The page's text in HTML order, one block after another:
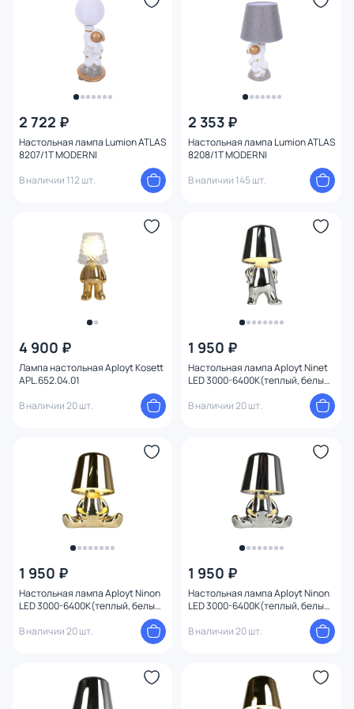
2 722 ₽
Настольная лампа Lumion ATLAS
8207/1T MODERNI
В наличии 112 шт.
2 353 ₽
Настольная лампа Lumion ATLAS
8208/1T MODERNI
В наличии 145 шт.
4 900 ₽
Лампа настольная Aployt Kosett
APL.652.04.01
В наличии 20 шт.
1 950 ₽
Настольная лампа Aployt Ninet
LED 3000-6400К(теплый, белый,
В наличии 20 шт.
1 950 ₽
Настольная лампа Aployt Ninon
LED 3000-6400К(теплый, белый,
В наличии 20 шт.
1 950 ₽
Настольная лампа Aployt Ninon
LED 3000-6400К(теплый, белый,
В наличии 20 шт.